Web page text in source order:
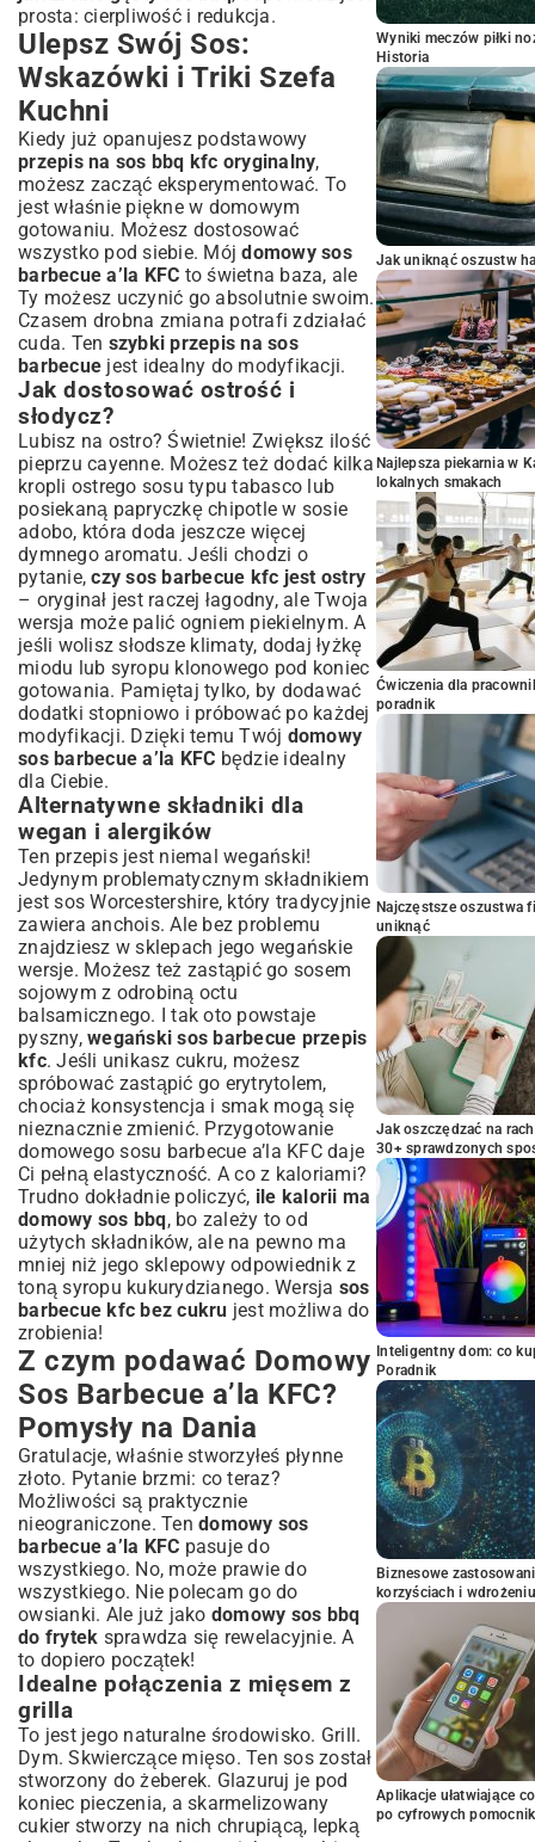
prosta: cierpliwość i redukcja.
Ulepsz Swój Sos:
Wskazówki i Triki Szefa
Kuchni
Kiedy już opanujesz podstawowy
przepis na sos bbq kfc oryginalny,
możesz zacząć eksperymentować. To
jest właśnie piękne w domowym
gotowaniu. Możesz dostosować
wszystko pod siebie. Mójdomowy sos
barbecue a’la KFC to świetna baza, ale
Ty możesz uczynić go absolutnie swoim.
Czasem drobna zmiana potrafi zdziałać
cuda. Ten szybki przepis na sos
barbecue jest idealny do modyfikacji.
Jak dostosować ostrość i
słodycz?
Lubisz na ostro? Świetnie! Zwiększ ilość
pieprzu cayenne. Możesz też dodać kilka
kropli ostrego sosu typu tabasco lub
posiekaną papryczkę chipotle w sosie
adobo, która doda jeszcze więcej
dymnego aromatu. Jeśli chodzi o
pytanie,czy sos barbecue kfc jest ostry
– oryginał jest raczej łagodny, ale Twoja
wersja może palić ogniem piekielnym. A
jeśli wolisz słodsze klimaty, dodaj łyżkę
miodu lub syropu klonowego pod koniec
gotowania. Pamiętaj tylko, by dodawać
dodatki stopniowo i próbować po każdej
modyfikacji. Dzięki temu Twój domowy
sos barbecue a’la KFC będzie idealny
dla Ciebie.
Alternatywne składniki dla
wegan i alergików
Ten przepis jest niemal wegański!
Jedynym problematycznym składnikiem
jest sos Worcestershire, który tradycyjnie
zawiera anchois. Ale bez problemu
znajdziesz w sklepach jego wegańskie
wersje. Możesz też zastąpić go sosem
sojowym z odrobiną octu
balsamicznego. I tak oto powstaje
pyszny, wegański sos barbecue przepis
kfc. Jeśli unikasz cukru, możesz
spróbować zastąpić go erytrytolem,
chociaż konsystencja i smak mogą się
nieznacznie zmienić. Przygotowanie
domowego sosu barbecue a’la KFC daje
Ci pełną elastyczność. A co z kaloriami?
Trudno dokładnie policzyć, ile kalorii ma
domowy sos bbq, bo zależy to od
użytych składników, ale na pewno ma
mniej niż jego sklepowy odpowiednik z
toną syropu kukurydzianego. Wersja sos
barbecue kfc bez cukru jest możliwa do
zrobienia!
Z czym podawać Domowy
Sos Barbecue a’la KFC?
Pomysły na Dania
Gratulacje, właśnie stworzyłeś płynne
złoto. Pytanie brzmi: co teraz?
Możliwości są praktycznie
nieograniczone. Ten domowy sos
barbecue a’la KFC pasuje do
wszystkiego. No, może prawie do
wszystkiego. Nie polecam go do
owsianki. Ale już jako domowy sos bbq
do frytek sprawdza się rewelacyjnie. A
to dopiero początek!
Idealne połączenia z mięsem z
grilla
To jest jego naturalne środowisko. Grill.
Dym. Skwierczące mięso. Ten sos został
stworzony do żeberek. Glazuruj je pod
koniec pieczenia, a skarmelizowany
cukier stworzy na nich chrupiącą, lepką
Wyniki meczów piłki
Historia
Jak uniknąć oszustw
Najlepsza piekarnia w
lokalnych smakach
Ćwiczenia dla
poradnik
Najczęstsze oszustwa
uniknąć
Jak oszczędzać na
30+ sprawdzonych
Inteligentny dom: co
Poradnik
Biznesowe
korzyściach i wdrożeniu
Aplikacje ułatwiające
po cyfrowych